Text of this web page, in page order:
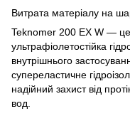
Витрата матеріалу на
Teknomer 200 EX W —
ультрафіолетостійка
внутрішнього
супереластичне
надійний захист від
вод.